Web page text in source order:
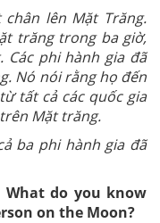
lên Mặt Trăng.
trăng trong ba giờ,
Các phi hành gia đã
Nó nói rằng họ đến
tất cả các quốc gia
Mặt trăng.
ba phi hành gia đã
do you know
on the Moon?